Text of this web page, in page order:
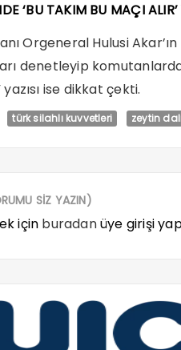
‘BU TAKIM BU MAÇI ALIR’
Orgeneral Hulusi
denetleyip
yazısı ise dikkat çekti.
türk silahlı kuvvetleri zeytin
SİZ YAZIN)
için buradanüye girişi